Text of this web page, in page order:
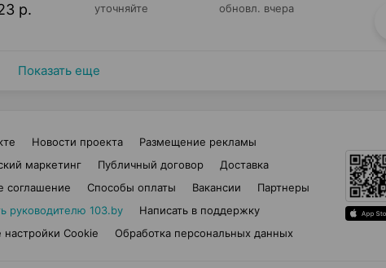
р. уточняйте обновл. вчера
Показать еще
Новости проекта
Размещение рекламы
маркетинг
Публичный договор
Доставка
соглашение
Способы оплаты Вакансии
Партнеры
руководителю 103.by
Написать в поддержку
Cookie
Обработка персональных данных